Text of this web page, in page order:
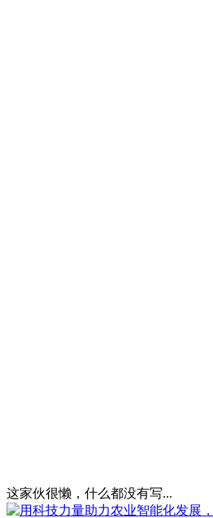
这家伙很懒，什么都没有写...